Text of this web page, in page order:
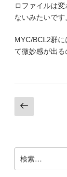
ロファイルは
ないみたいです
MYC/BCL2群
て微妙感が出る
投
稿
ゲ
ー
前
の
ジ
索: